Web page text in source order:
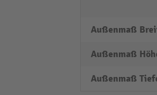
Außenmaß
Außenmaß
Außenmaß